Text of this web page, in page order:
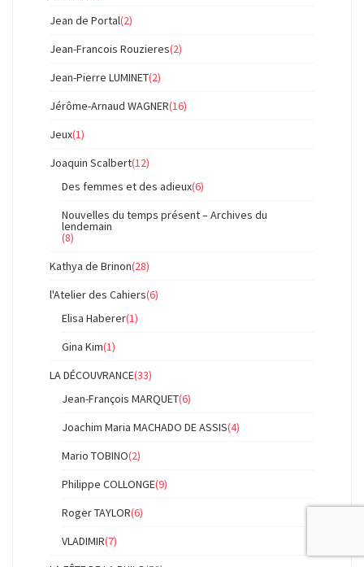
Jean de Portal(2)
Jean-Francois Rouzieres(2)
Jean-Pierre LUMINET(2)
Jérôme-Arnaud WAGNER(16)
Jeux(1)
Joaquin Scalbert(12)
Des femmes et des adieux(6)
Nouvelles du temps présent – Archives du
lendemain
(8)
Kathya de Brinon(28)
l'Atelier des Cahiers(6)
Elisa Haberer(1)
Gina Kim(1)
LA DÉCOUVRANCE(33)
Jean-François MARQUET(6)
Joachim Maria MACHADO DE ASSIS(4)
Mario TOBINO(2)
Philippe COLLONGE(9)
Roger TAYLOR(6)
VLADIMIR(7)